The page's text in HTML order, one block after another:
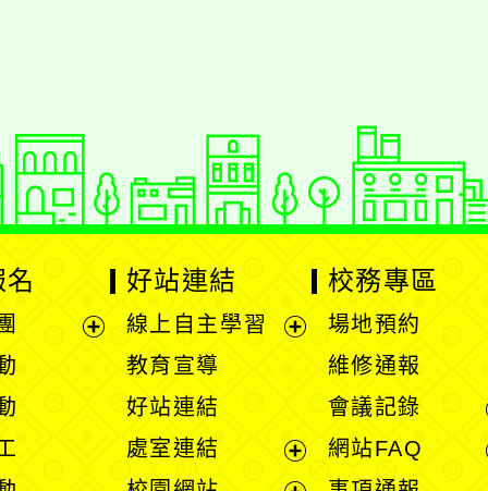
好站連結
線上自主學習
單
教育宣導
好站連結
處室連結
展
校務專區
場地預約
維修通報
會議記錄
網站FAQ